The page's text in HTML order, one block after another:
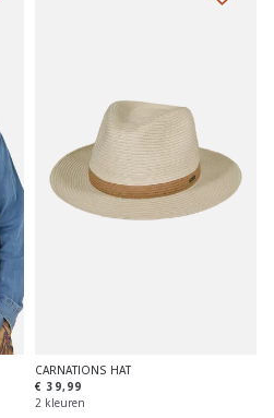
CARNATIONS HAT
€ 39,99
2 kleuren